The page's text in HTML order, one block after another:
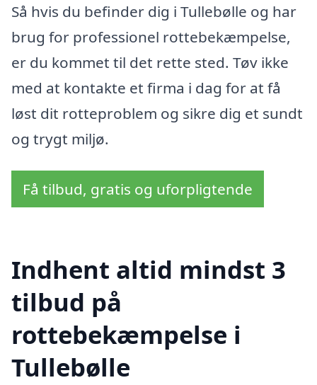
Så hvis du befinder dig i Tullebølle og har
brug for professionel rottebekæmpelse,
er du kommet til det rette sted. Tøv ikke
med at kontakte et firma i dag for at få
løst dit rotteproblem og sikre dig et sundt
og trygt miljø.
Få tilbud, gratis og uforpligtende
Indhent altid mindst 3
tilbud på
rottebekæmpelse i
Tullebølle